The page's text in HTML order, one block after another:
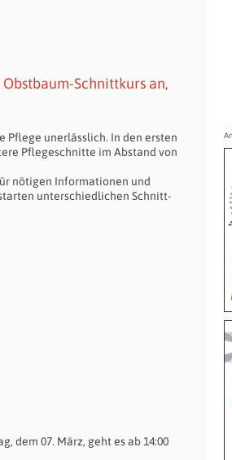
Schnittkurs an,
Pflege unerlässlich. In den ersten
Pflegeschnitte im Abstand von
nötigen Informationen und
unterschiedlichen Schnitt-
dem 07. März, geht es ab 14:00